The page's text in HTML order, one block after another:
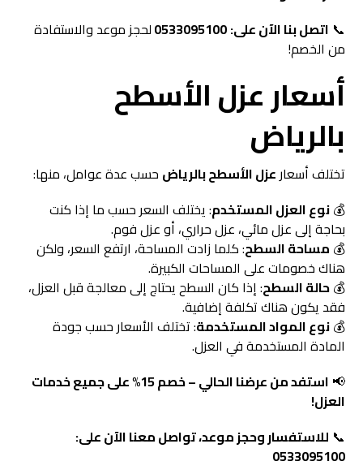
📞 اتصل بنا الآن على:0533095100لحجز موعد والاستفادة
من الخصم!
أسعار عزل الأسطح
بالرياض
تختلف أسعارعزل الأسطح بالرياض حسب عدة عوامل، منها:
💰نوع العزل المستخدم: يختلف السعر حسب ما إذا كنت
بحاجة إلى عزل مائي، عزل حراري، أو عزل فوم.
💰 مساحة السطح: كلما زادت المساحة، ارتفع السعر، ولكن
هناك خصومات على المساحات الكبيرة.
💰حالة السطح: إذا كان السطح يحتاج إلى معالجة قبل العزل،
فقد يكون هناك تكلفة إضافية.
💰نوع المواد المستخدمة: تختلف الأسعار حسب جودة
المادة المستخدمة في العزل.
📢
استفد من عرضنا الحالي – خصم 15% على جميع خدمات
العزل!
📞 للاستفسار وحجز موعد، تواصل معنا الآن على:
0533095100